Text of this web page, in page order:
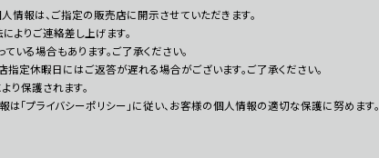
情報は、ご指定の販売店に開示させていただきます。
よりご連絡差し上げます。
る場合もあります。ご了承ください。
指定休暇日にはご返答が遅れる場合がございます。ご了承ください。
り保護されます。
は「プライバシーポリシー」に従い、お客様の個人情報の適切な保護に努めます。